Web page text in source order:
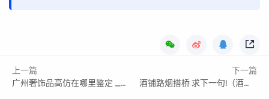
上一篇
广州奢饰品高仿在哪里鉴定 _广州的高仿奢侈品都集中在哪些区
下一篇
酒铺路烟搭桥 求下一句!（酒铺）